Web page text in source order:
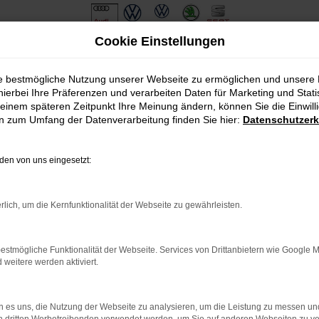
bestimmter Seiten verhindern. Funktioniert die Seite in
dem neuesten Stand sind.
kann auch dazu führen, dass bestimmte Funktionen nicht
Cookie Einstellungen
bestmögliche Nutzung unserer Webseite zu ermöglichen und unsere
Ihre Präferenzen und verarbeiten Daten für Marketing und
späteren Zeitpunkt Ihre Meinung ändern, können Sie die
zum Umfang der Datenverarbeitung finden Sie hier:
von uns eingesetzt:
um die Kernfunktionalität der Webseite zu gewährleisten.
Funktionalität der Webseite. Services von Drittanbietern wie Google
weitere werden aktiviert.
es uns, die Nutzung der Webseite zu analysieren, um die Leistung zu messen